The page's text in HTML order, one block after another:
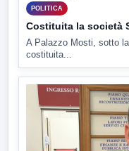
POLITICA
Costituita la società
A Palazzo Mosti, sotto
costituita...